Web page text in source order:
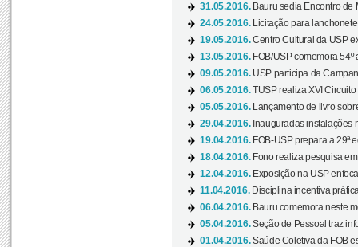
31.05.2016. Bauru sedia Encontro de
24.05.2016.
Licitação para
19.05.2016.Centro Cultural da USP
13.05.2016. FOB/USP comemora
09.05.2016. USP participa da
06.05.2016.TUSP realiza XVI Circuito
05.05.2016.
Lançamento de livro
29.04.2016. Inauguradas instalações
19.04.2016. FOB-USP prepara a 29ª
18.04.2016. Fono realiza pesquisa
12.04.2016. Exposição na USP
11.04.2016. Disciplina incentiva
06.04.2016. Bauru comemora neste
05.04.2016.Seção de Pessoal traz
01.04.2016.Saúde Coletiva da FOB